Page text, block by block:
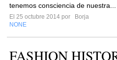
tenemos consciencia de nuestra...
El 25 octubre 2014 por
Borja
NONE
FASHION